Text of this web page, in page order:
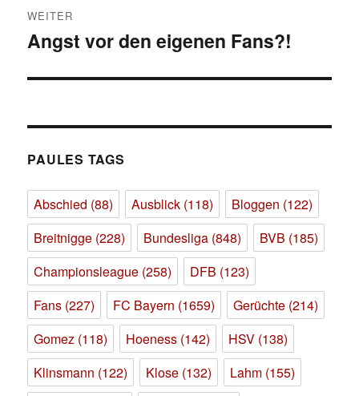
WEITER
Nächster
Angst vor den eigenen Fans?!
PAULES TAGS
Abschied (88) Ausblick (118) Bloggen (122)
Breitnigge (228) Bundesliga (848) BVB (185)
Championsleague (258) DFB (123)
Fans (227) FC Bayern (1659) Gerüchte (214)
Gomez (118) Hoeness (142) HSV (138)
Klinsmann (122) Klose (132) Lahm (155)